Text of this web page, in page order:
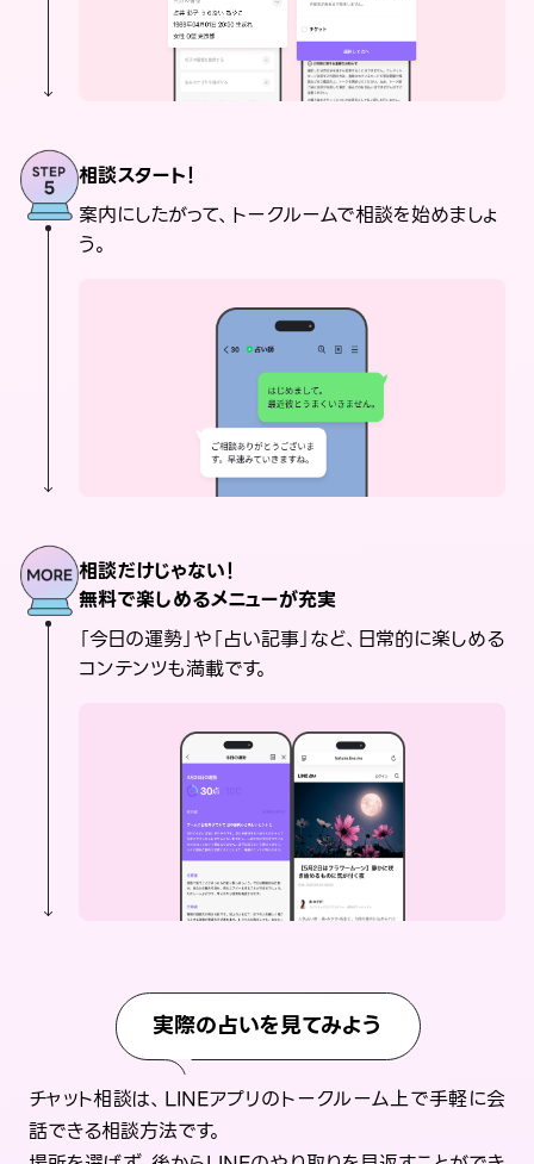
相談スタート！
案内にしたがって、トークルームで相談を始めましょ
う。
相談だけじゃない！
無料で楽しめるメニューが充実
「今日の運勢」や「占い記事」など、日常的に楽しめる
コンテンツも満載です。
実際の占いを見てみよう
チャット相談は、LINEアプリのトークルーム上で手軽に会
話できる相談方法です。